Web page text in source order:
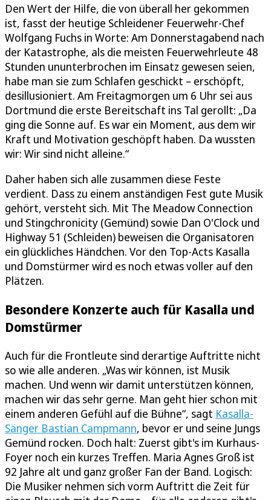
Den Wert der Hilfe, die von überall her gekommen
ist, fasst der heutige Schleidener Feuerwehr-Chef
Wolfgang Fuchs in Worte: Am Donnerstagabend nach
der Katastrophe, als die meisten Feuerwehrleute 48
Stunden ununterbrochen im Einsatz gewesen seien,
habe man sie zum Schlafen geschickt – erschöpft,
desillusioniert. Am Freitagmorgen um 6 Uhr sei aus
Dortmund die erste Bereitschaft ins Tal gerollt: „Da
ging die Sonne auf. Es war ein Moment, aus dem wir
Kraft und Motivation geschöpft haben. Da wussten
wir: Wir sind nicht alleine.“
Daher haben sich alle zusammen diese Feste
verdient. Dass zu einem anständigen Fest gute Musik
gehört, versteht sich. Mit The Meadow Connection
und Stingchronicity (Gemünd) sowie Dan O'Clock und
Highway 51 (Schleiden) beweisen die Organisatoren
ein glückliches Händchen. Vor den Top-Acts Kasalla
und Domstürmer wird es noch etwas voller auf den
Plätzen.
Besondere Konzerte auch für Kasalla und
Domstürmer
Auch für die Frontleute sind derartige Auftritte nicht
so wie alle anderen. „Was wir können, ist Musik
machen. Und wenn wir damit unterstützen können,
machen wir das sehr gerne. Man geht hier schon mit
einem anderen Gefühl auf die Bühne“, sagt Kasalla-
Sänger Bastian Campmann, bevor er und seine Jungs
Gemünd rocken. Doch halt: Zuerst gibt's im Kurhaus-
Foyer noch ein kurzes Treffen. Maria Agnes Groß ist
92 Jahre alt und ganz großer Fan der Band. Logisch:
Die Musiker nehmen sich vorm Auftritt die Zeit für